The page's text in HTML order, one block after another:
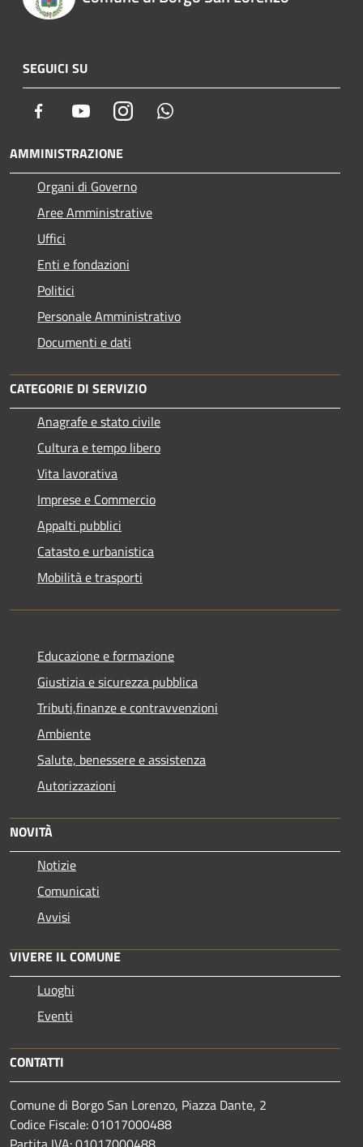
SEGUICI SU
Facebook YoutubeInstagram
AMMINISTRAZIONE
Organi di Governo
Aree Amministrative
Uffici
Enti e fondazioni
Politici
Personale Amministrativo
Documenti e dati
CATEGORIE DI SERVIZIO
Anagrafe e stato civile
Cultura e tempo libero
Vita lavorativa
Imprese e Commercio
Appalti pubblici
Catasto e urbanistica
Mobilità e trasporti
Educazione e formazione
Giustizia e sicurezza pubblica
Tributi,finanze e contravvenzioni
Ambiente
Salute, benessere e assistenza
Autorizzazioni
NOVITÀ
Notizie
Comunicati
Avvisi
VIVERE IL COMUNE
Luoghi
Eventi
CONTATTI
Comune di Borgo San Lorenzo, Piazza Dante, 2
Codice Fiscale: 01017000488